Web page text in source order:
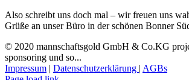
Also schreibt uns doch mal – wir freuen uns
Grüße an unser Büro in der schönen Bonner
© 2020 mannschaftsgold GmbH & Co.KG
sponsoring und so...
Impressum | Datenschutzerklärung | AGBs